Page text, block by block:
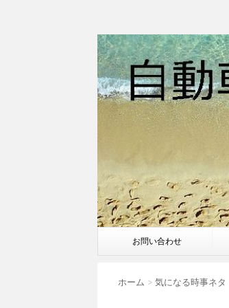
お問い合わせ
ホーム > 気になる時事ネタ